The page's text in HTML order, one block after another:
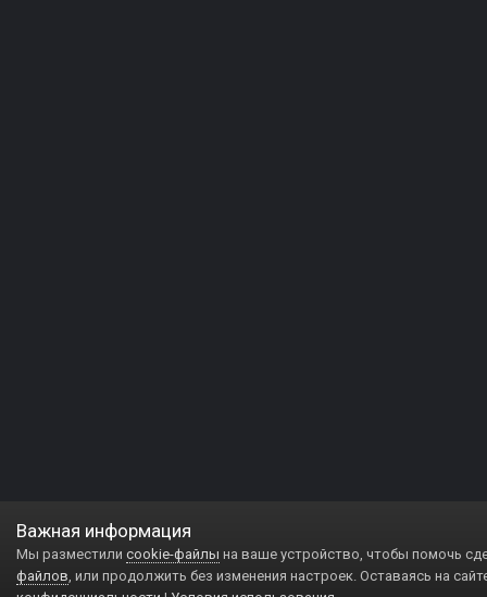
Важная информация
Мы разместили cookie-файлы на ваше устройство, чтобы помочь
файлов, или продолжить без изменения настроек. Оставаясь на